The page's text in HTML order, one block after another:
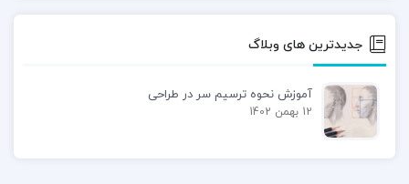
جدیدترین های وبلاگ
آموزش نحوه ترسیم سر در طراحی
12 بهمن 1402